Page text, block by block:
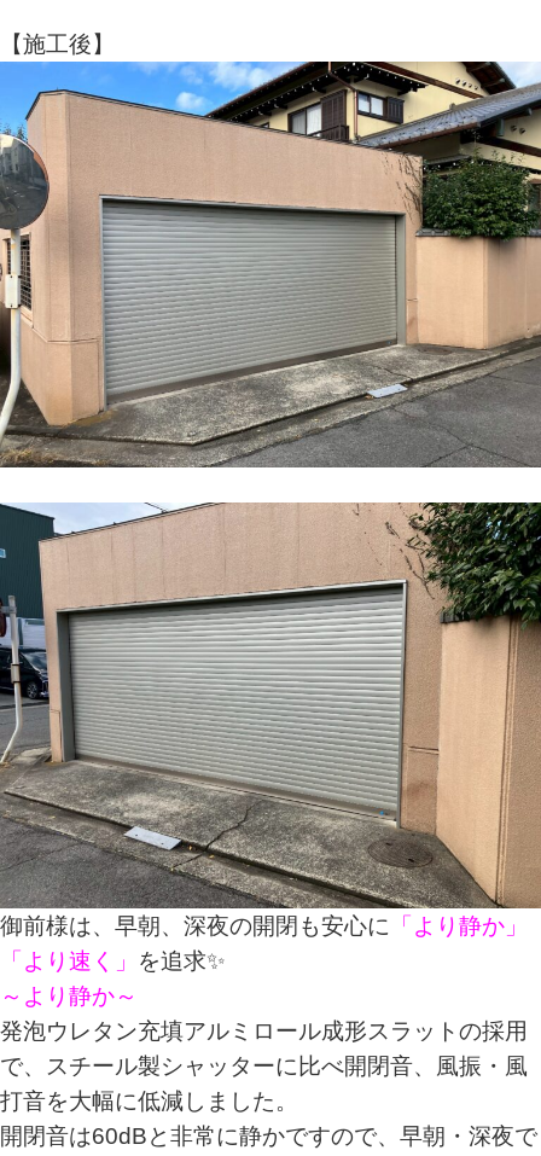
【施工後】
御前様は、早朝、深夜の開閉も安心に 「より静か」
「より速く」 を追求✨
～より静か～
発泡ウレタン充填アルミロール成形スラットの採用
で、スチール製シャッターに比べ開閉音、風振・風
打音を大幅に低減しました。
開閉音は60dBと非常に静かですので、早朝・深夜で